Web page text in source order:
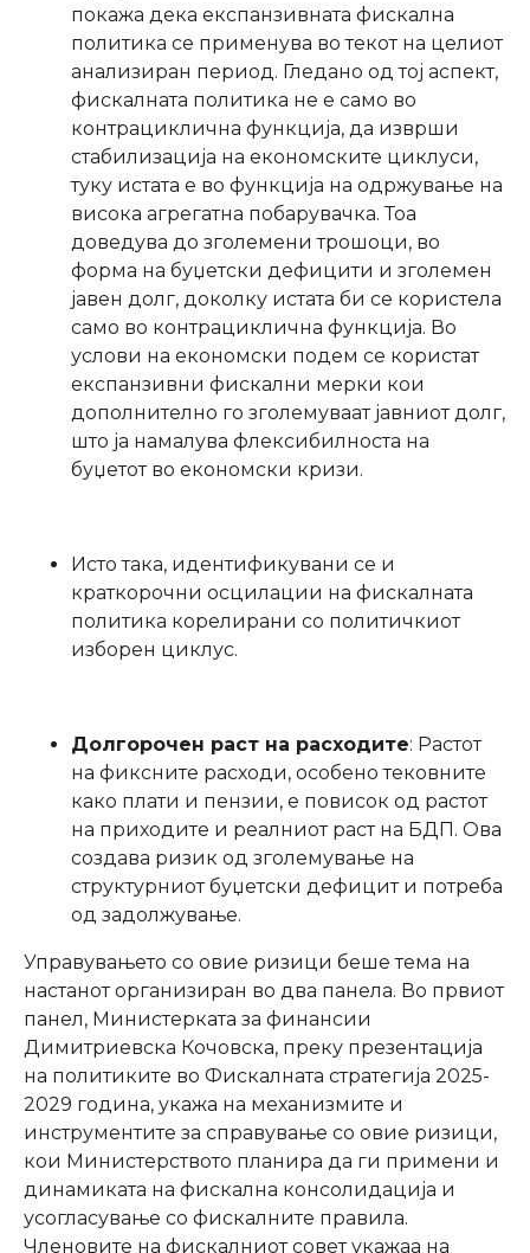
покажа дека експанзивната фискална
политика се применува во текот на целиот
анализиран период. Гледано од тој аспект,
фискалната политика не е само во
контрациклична функција, да изврши
стабилизација на економските циклуси,
туку истата е во функција на одржување на
висока агрегатна побарувачка. Тоа
доведува до зголемени трошоци, во
форма на буџетски дефицити и зголемен
јавен долг, доколку истата би се користела
само во контрациклична функција. Во
услови на економски подем се користат
експанзивни фискални мерки кои
дополнително го зголемуваат јавниот долг,
што ја намалува флексибилноста на
буџетот во економски кризи.
Исто така, идентификувани се и
краткорочни осцилации на фискалната
политика корелирани со политичкиот
изборен циклус.
Долгорочен раст на расходите: Растот
на фиксните расходи, особено тековните
како плати и пензии, е повисок од растот
на приходите и реалниот раст на БДП. Ова
создава ризик од зголемување на
структурниот буџетски дефицит и потреба
од задолжување.
Управувањето со овие ризици беше тема на
настанот организиран во два панела. Во првиот
панел, Министерката за финансии
Димитриевска Кочовска, преку презентација
на политиките во Фискалната стратегија 2025-
2029 година, укажа на механизмите и
инструментите за справување со овие ризици,
кои Министерството планира да ги примени и
динамиката на фискална консолидација и
усогласување со фискалните правила.
Членовите на фискалниот совет укажаа на